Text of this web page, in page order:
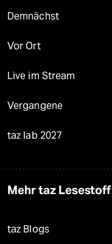
Demnächst
Vor Ort
Live im Stream
Vergangene
taz lab 2027
Mehr taz Lesestoff
taz Blogs